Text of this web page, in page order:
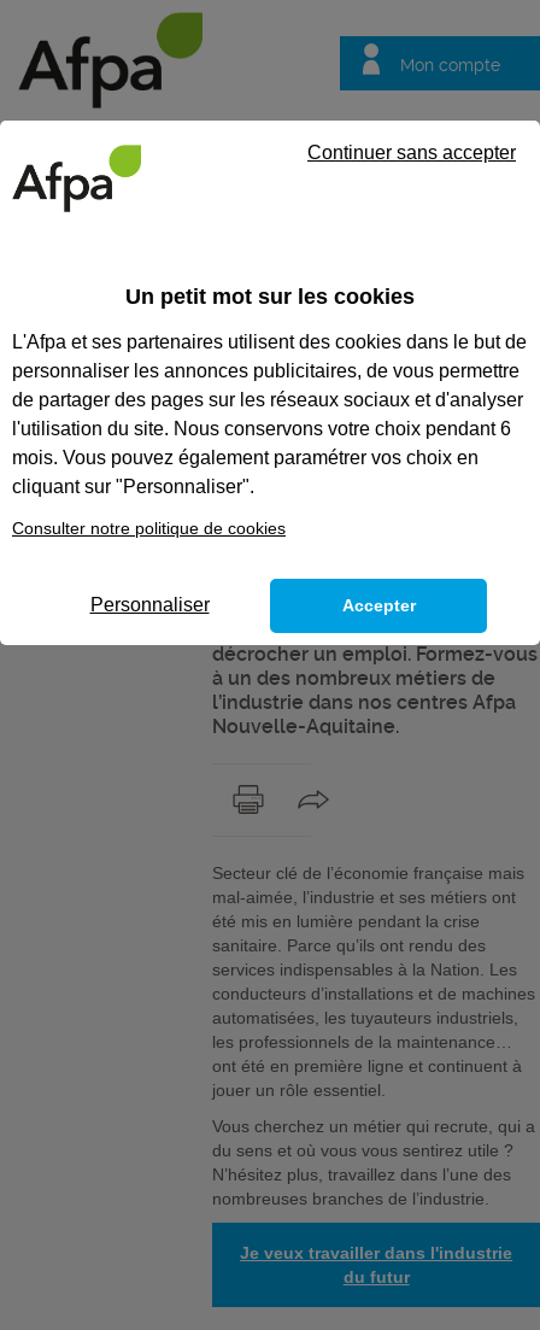
Mon compte
questions
Nos formations parcours
diplômant
Formez-vous pour
travailler dans
l’industrie du futur !
d’emploi quand la crise sanitaire a
emploi ? Vous songez à vous
reconvertir ? Rendez-vous utile à
la société tout en étant sûr de
décrocher un emploi. Formez-vous
à un des nombreux métiers de
l’industrie dans nos centres Afpa
Nouvelle-Aquitaine.
Secteur clé de l’économie française mais
mal-aimée, l’industrie et ses métiers ont
été mis en lumière pendant la crise
sanitaire. Parce qu’ils ont rendu des
services indispensables à la Nation. Les
conducteurs d’installations et de machines
automatisées, les tuyauteurs industriels,
les professionnels de la maintenance…
ont été en première ligne et continuent à
jouer un rôle essentiel.
Vous cherchez un métier qui recrute, qui a
du sens et où vous vous sentirez utile ?
N’hésitez plus, travaillez dans l’une des
nombreuses branches de l’industrie.
Je veux travailler dans l'industrie
du futur
Un petit mot sur les cookies
L'Afpa et ses partenaires utilisent des cookies dans le but de
personnaliser les annonces publicitaires, de vous permettre
de partager des pages sur les réseaux sociaux et d'analyser
l'utilisation du site. Nous conservons votre choix pendant 6
mois. Vous pouvez également paramétrer vos choix en
cliquant sur "Personnaliser".
Consulter notre politique de cookies
Continuer sans accepter
Personnaliser Accepter